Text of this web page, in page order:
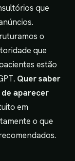
que
o
que
estão
Quer saber
de aparecer
em
o que